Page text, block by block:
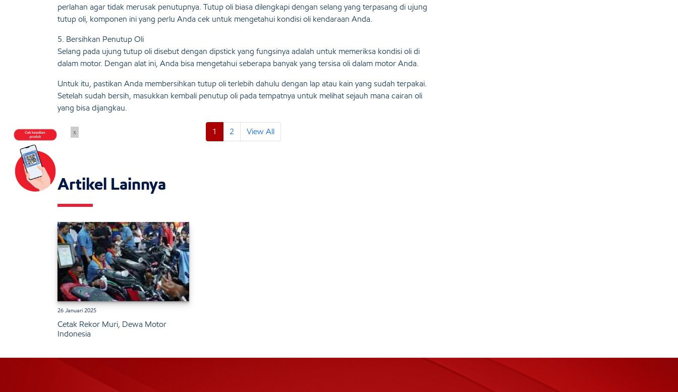
perlahan agar tidak merusak penutupnya. Tutup oli biasa dilengkapi dengan selang yang terpasang di ujung
tutup oli, komponen ini yang perlu Anda cek untuk mengetahui kondisi oli kendaraan Anda.
5. Bersihkan Penutup Oli
Selang pada ujung tutup oli disebut dengan dipstick yang fungsinya adalah untuk memeriksa kondisi oli di
dalam motor. Dengan alat ini, Anda bisa mengetahui seberapa banyak yang tersisa oli dalam motor Anda.
Untuk itu, pastikan Anda membersihkan tutup oli terlebih dahulu dengan lap atau kain yang sudah terpakai.
Setelah sudah bersih, masukkan kembali penutup oli pada tempatnya untuk melihat sejauh mana cairan oli
yang bisa dijangkau.
1 2 View All
Artikel Lainnya
26 Januari 2025
Cetak Rekor Muri, Dewa Motor
Indonesia
x